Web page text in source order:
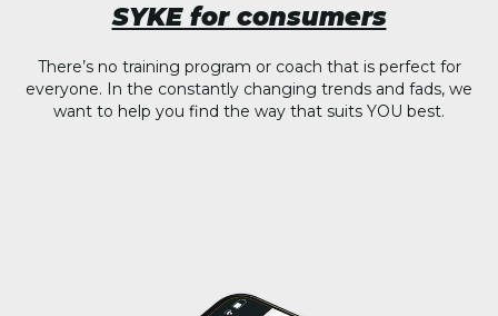
SYKE for consumers
There’s no training program or coach that is perfect for
everyone. In the constantly changing trends and fads, we
want to help you find the way that suits YOU best.